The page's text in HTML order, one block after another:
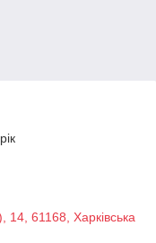
14, 61168, Харківська